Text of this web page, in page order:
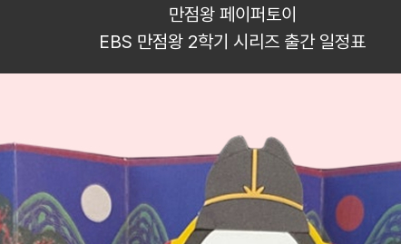
만점왕 페이퍼토이
EBS 만점왕 2학기 시리즈 출간 일정표